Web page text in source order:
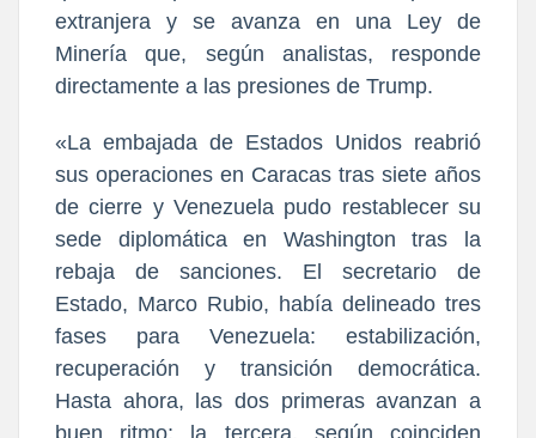
extranjera y se avanza en una Ley de
Minería que, según analistas, responde
directamente a las presiones de Trump.
«La embajada de Estados Unidos reabrió
sus operaciones en Caracas tras siete años
de cierre y Venezuela pudo restablecer su
sede diplomática en Washington tras la
rebaja de sanciones. El secretario de
Estado, Marco Rubio, había delineado tres
fases para Venezuela: estabilización,
recuperación y transición democrática.
Hasta ahora, las dos primeras avanzan a